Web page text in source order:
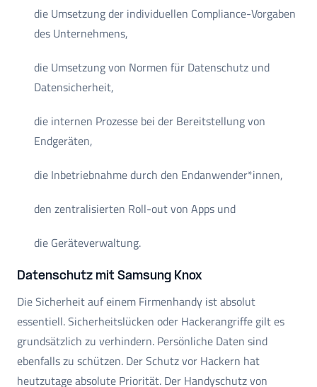
die Umsetzung der individuellen Compliance-Vorgaben
des Unternehmens,
die Umsetzung von Normen für Datenschutz und
Datensicherheit,
die internen Prozesse bei der Bereitstellung von
Endgeräten,
die Inbetriebnahme durch den Endanwender*innen,
den zentralisierten Roll-out von Apps und
die Geräteverwaltung.
Datenschutz mit Samsung Knox
Die Sicherheit auf einem Firmenhandy ist absolut
essentiell. Sicherheitslücken oder Hackerangriffe gilt es
grundsätzlich zu verhindern. Persönliche Daten sind
ebenfalls zu schützen. Der Schutz vor Hackern hat
heutzutage absolute Priorität. Der Handyschutz von